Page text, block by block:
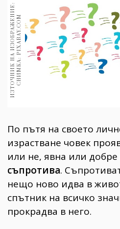
Книги
30+ 1970
Гурме 1710
Пътувай
237
Gentlemen
Wellness
И
З
Т
О
Ч
Н
И
К
Н
А
И
З
О
Б
Р
А
Ж
Е
Н
И
Е
:
С
Н
И
М
К
А
:
P
I
X
A
B
A
Y
.
C
OM
По пътя на своето
израстване човек
или не, явна или добре
съпротива.
нещо ново идва в
спътник на всичко
прокрадва в него.